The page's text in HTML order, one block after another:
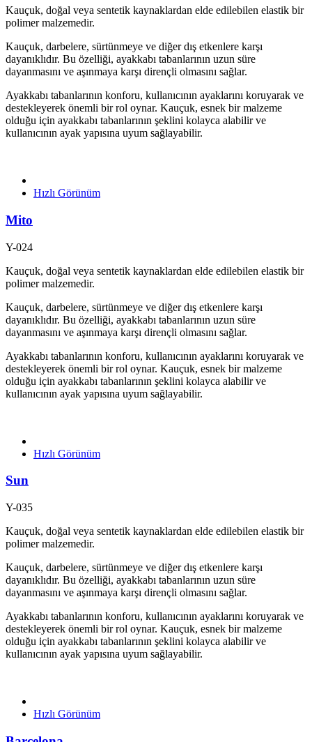
Kauçuk, doğal veya sentetik kaynaklardan elde edilebilen elastik bir
polimer malzemedir.
Kauçuk, darbelere, sürtünmeye ve diğer dış etkenlere karşı
dayanıklıdır. Bu özelliği, ayakkabı tabanlarının uzun süre
dayanmasını ve aşınmaya karşı dirençli olmasını sağlar.
Ayakkabı tabanlarının konforu, kullanıcının ayaklarını koruyarak ve
destekleyerek önemli bir rol oynar. Kauçuk, esnek bir malzeme
olduğu için ayakkabı tabanlarının şeklini kolayca alabilir ve
kullanıcının ayak yapısına uyum sağlayabilir.
Hızlı Görünüm
Mito
Y-024
Kauçuk, doğal veya sentetik kaynaklardan elde edilebilen elastik bir
polimer malzemedir.
Kauçuk, darbelere, sürtünmeye ve diğer dış etkenlere karşı
dayanıklıdır. Bu özelliği, ayakkabı tabanlarının uzun süre
dayanmasını ve aşınmaya karşı dirençli olmasını sağlar.
Ayakkabı tabanlarının konforu, kullanıcının ayaklarını koruyarak ve
destekleyerek önemli bir rol oynar. Kauçuk, esnek bir malzeme
olduğu için ayakkabı tabanlarının şeklini kolayca alabilir ve
kullanıcının ayak yapısına uyum sağlayabilir.
Hızlı Görünüm
Sun
Y-035
Kauçuk, doğal veya sentetik kaynaklardan elde edilebilen elastik bir
polimer malzemedir.
Kauçuk, darbelere, sürtünmeye ve diğer dış etkenlere karşı
dayanıklıdır. Bu özelliği, ayakkabı tabanlarının uzun süre
dayanmasını ve aşınmaya karşı dirençli olmasını sağlar.
Ayakkabı tabanlarının konforu, kullanıcının ayaklarını koruyarak ve
destekleyerek önemli bir rol oynar. Kauçuk, esnek bir malzeme
olduğu için ayakkabı tabanlarının şeklini kolayca alabilir ve
kullanıcının ayak yapısına uyum sağlayabilir.
Hızlı Görünüm